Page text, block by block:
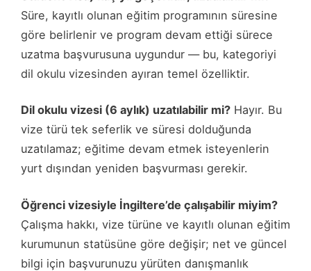
Süre, kayıtlı olunan eğitim programının süresine
göre belirlenir ve program devam ettiği sürece
uzatma başvurusuna uygundur — bu, kategoriyi
dil okulu vizesinden ayıran temel özelliktir.
Dil okulu vizesi (6 aylık) uzatılabilir mi? Hayır. Bu
vize türü tek seferlik ve süresi dolduğunda
uzatılamaz; eğitime devam etmek isteyenlerin
yurt dışından yeniden başvurması gerekir.
Öğrenci vizesiyle İngiltere’de çalışabilir miyim?
Çalışma hakkı, vize türüne ve kayıtlı olunan eğitim
kurumunun statüsüne göre değişir; net ve güncel
bilgi için başvurunuzu yürüten danışmanlık